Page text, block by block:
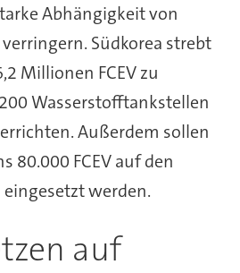
Abhängigkeit von
Südkorea strebt
Millionen FCEV zu
Wasserstofftankstellen
Außerdem sollen
80.000 FCEV auf den
eingesetzt werden.
auf